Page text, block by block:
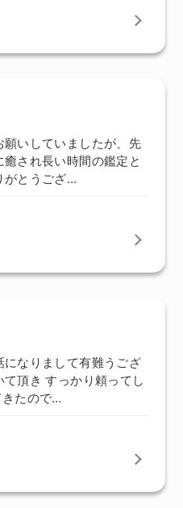
いしていましたが、先
され長い時間の鑑定と
がとうござ…
なりまして有難うござ
頂き すっかり頼ってし
たので…